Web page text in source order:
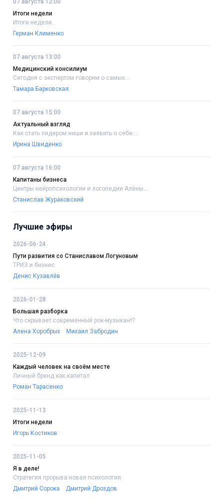
07 августа 12:00
Итоги недели
Итоги недели..
Герман Клименко
07 августа 13:00
Медицинский консилиум
Сегодня с экспертом говорим о самых....
Тамара Барковская
07 августа 15:00
Актуальный взгляд
Как стать лидером ниши и заявить о себе....
Ирина Швиденко
07 августа 16:00
Капитаны бизнеса
Центры нейропсихологии и логопедии Алёны....
Станислав Жураковский
Лучшие эфиры
2026-06-24
Пути развития со Станиславом Логуновым
ТРИЗ и бизнес
Денис Кузавлёв
2026-01-28
Большая разборка
Что скрывает современный рок-музыкант?
Алена Хоробрых
Михаил Забродин
2025-12-09
Каждый человек на своём месте
Личный бренд как капитал
Роман Тарасенко
2025-11-13
Итоги недели
Игорь Костиков
2025-11-05
Я в деле!
Стратегия прорыва:новая психология
Дмитрий Сорока
Дмитрий Дроздов